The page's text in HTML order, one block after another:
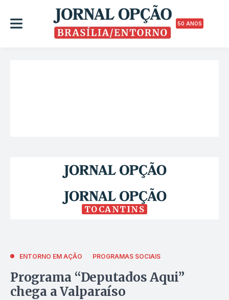
50 ANOS
TOCANTINS
ENTORNO EM AÇÃO PROGRAMAS SOCIAIS
Programa “Deputados Aqui”
chega a Valparaíso